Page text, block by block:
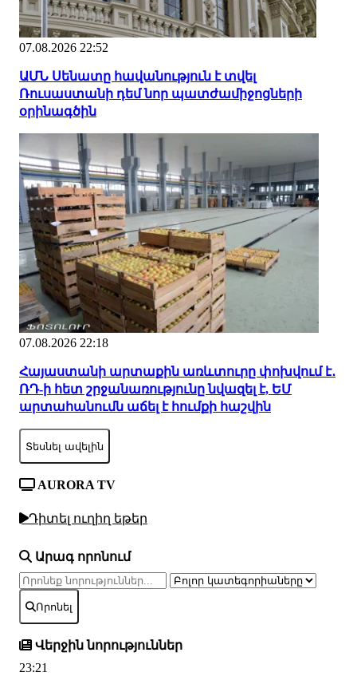
07.08.2026 22:52
ԱՄՆ Սենատը հավանություն է տվել
Ռուսաստանի դեմ նոր պատժամիջոցների
օրինագծին
07.08.2026 22:18
Հայաստանի արտաքին առևտուրը փոխվում է․
ՌԴ-ի հետ շրջանառությունը նվազել է, ԵՄ
արտահանումն աճել է հումքի հաշվին
Տեսնել ավելին
AURORA TV
Դիտել ուղիղ եթեր
Արագ որոնում
Որոնել
Վերջին նորություններ
23:21